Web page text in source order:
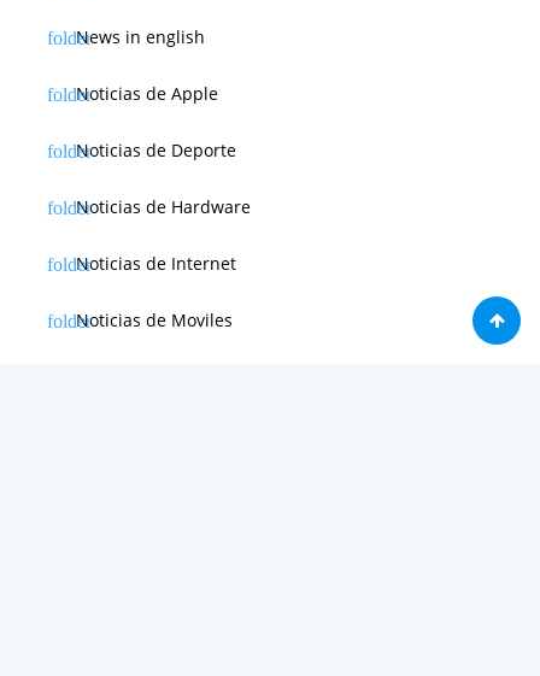
News in english
Noticias de Apple
Noticias de Deporte
Noticias de Hardware
Noticias de Internet
Noticias de Moviles